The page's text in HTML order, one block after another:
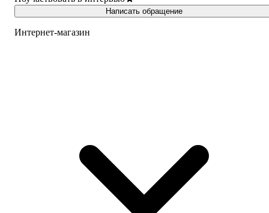
Написать обращение
Интернет-магазин